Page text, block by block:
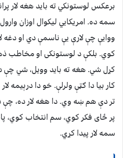
برعکس لوستونکي ته باید هغه لار
سمه ده. امریکايي لیکوال اوزان
ووايې چې لارې یې ناسمې دي او
کوي. بلکې د لوستونکی او مخاطب
کړل شي. هغه ته باید وویل، شي چې
کار بیا دا ګټې ولرلې. خو دا درېیمه
تر دې هم ښه وي. دا هغه لار ده،
پر ځای فکر کوي، سم انتخاب کوي،
سمه لار پیدا کړي.